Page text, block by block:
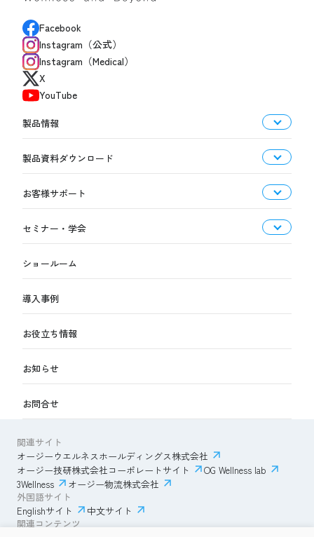
Facebook
Instagram（公式）
Instagram（Medical）
X
YouTube
製品情報
製品資料ダウンロード
お客様サポート
セミナー・学会
ショールーム
導入事例
お役立ち情報
お知らせ
お問合せ
関連サイト
オージーウエルネスホールディングス株式会社
オージー技研株式会社コーポレートサイト
OG Wellness lab
3Wellness
オージー物流株式会社
外国語サイト
Englishサイト
中文サイト
関連コンテンツ